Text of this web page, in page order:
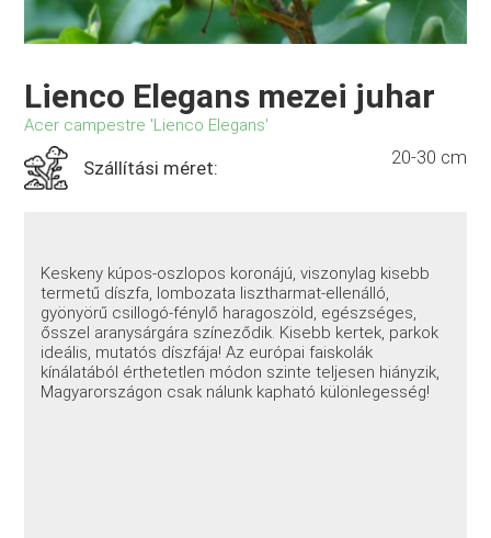
Lienco Elegans mezei juhar
Acer campestre 'Lienco Elegans'
Szállítási méret: 20-30 cm
Keskeny kúpos-oszlopos koronájú, viszonylag kisebb
termetű díszfa, lombozata lisztharmat-ellenálló,
gyönyörű csillogó-fénylő haragoszöld, egészséges,
ősszel aranysárgára színeződik. Kisebb kertek, parkok
ideális, mutatós díszfája! Az európai faiskolák
kínálatából érthetetlen módon szinte teljesen hiányzik,
Magyarországon csak nálunk kapható különlegesség!